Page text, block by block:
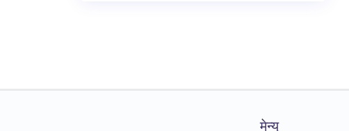
मेन्यू